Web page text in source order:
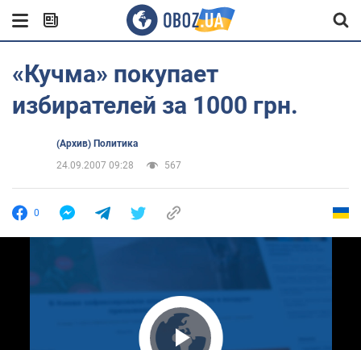
«Кучма» покупает
избирателей за 1000 грн.
(Архив) Политика
24.09.2007 09:28
567
0